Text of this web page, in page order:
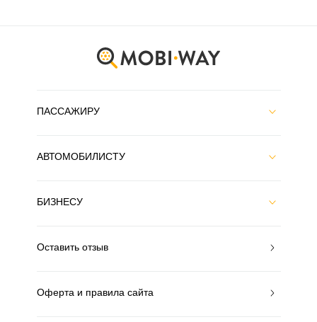
ПАССАЖИРУ
АВТОМОБИЛИСТУ
БИЗНЕСУ
Оставить отзыв
Оферта и правила сайта